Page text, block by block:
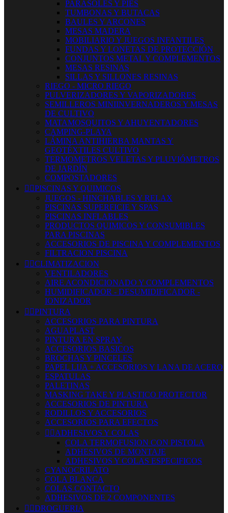
PARASOLES Y PIES
TUMBONAS Y BUTACAS
BAULES Y ARCONES
MESAS MADERA
MOBILIARIO Y JUEGOS INFANTILES
FUNDAS Y LONETAS DE PROTECCIÓN
CONJUNTOS METAL Y COMPLEMENTOS
MESAS RESINAS
SILLAS Y SILLONES RESINAS
RIEGO - MICRO RIEGO
PULVERIZADORES Y VAPORIZADORES
SEMILLEROS MINIINVERNADEROS Y MESAS
DE CULTIVO
MATAMOSQUITOS Y AHUYENTADORES
CAMPING-PLAYA
LÁMINA ANTIHIERBA MANTAS Y
GEOTÉXTILES CULTIVO
TERMOMETROS VELETAS Y PLUVIÓMETROS
DE JARDÍN
COMPOSTADORES
 PISCINAS Y QUIMICOS
JUEGOS - HINCHABLES Y RELAX
PISCINAS SUPERFICIE Y SPAS
PISCINAS INFLABLES
PRODUCTOS QUIMICOS Y CONSUMIBLES
PARA PISCINAS
ACCESORIOS DE PISCINA Y COMPLEMENTOS
FILTRACION PISCINA
 CLIMATIZACION
VENTILADORES
AIRE ACONDICIONADO Y COMPLEMENTOS
HUMIDIFICADOR - DESUMIDIFICADOR -
IONIZADOR
 PINTURA
ACCESORIOS PARA PINTURA
AGUAPLAST
PINTURA EN SPRAY
ACCESORIOS BASICOS
BROCHAS Y PINCELES
PAPEL LIJA + ACCESORIOS Y LANA DE ACERO
ESPATULAS
PALETINAS
MASKING TAKE Y PLASTICO PROTECTOR
ACCESORIOS DE PINTURA
RODILLOS Y ACCESORIOS
ACCESORIOS PARA EFECTOS
 ADHESIVOS Y COLAS
COLA TERMOFUSION CON PISTOLA
ADHESIVOS DE MONTAJE
ADHESIVOS Y COLAS ESPECIFICOS
CYANOCRILATO
COLA BLANCA
COLAS CONTACTO
ADHESIVOS DE 2 COMPONENTES
 DROGUERIA